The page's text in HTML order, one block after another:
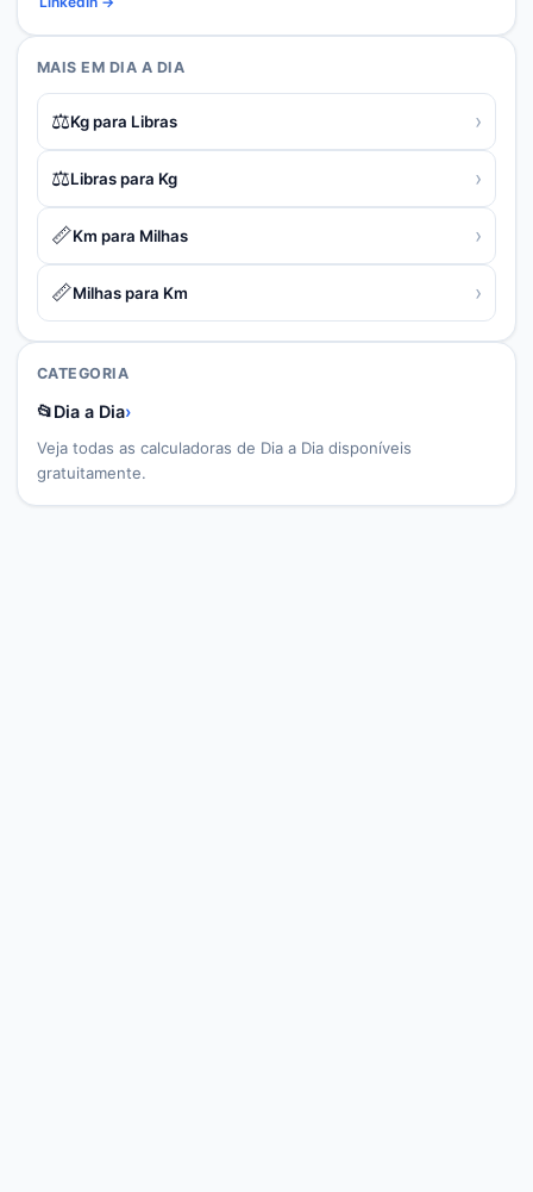
MAIS EM DIA A DIA
⚖️Kg para Libras ›
⚖️Libras para Kg ›
📏Km para Milhas ›
📏Milhas para Km ›
CATEGORIA
📂Dia a Dia›
Veja todas as calculadoras de Dia a Dia disponíveis
gratuitamente.